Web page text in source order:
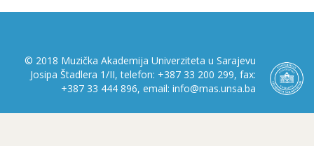
© 2018 Muzička Akademija Univerziteta u Sarajevu
Josipa Štadlera 1/II, telefon: +387 33 200 299, fax:
+387 33 444 896, email: info@mas.unsa.ba